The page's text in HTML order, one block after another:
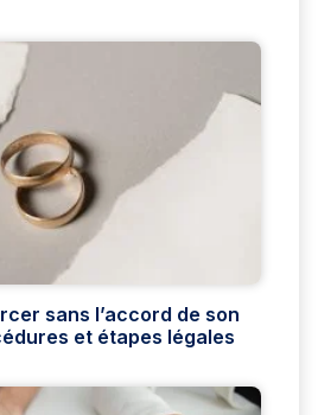
sans l’accord de son
et étapes légales